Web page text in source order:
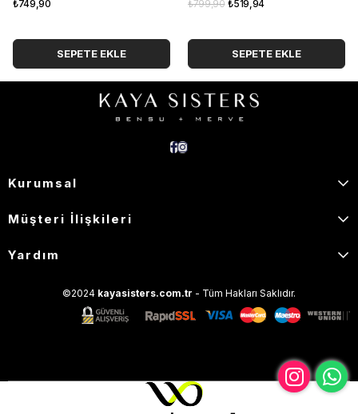
₺749,90
SEPETE EKLE
₺519,94
₺799,90
SEPETE EKLE
Kurumsal
Müşteri İlişkileri
Yardım
©2024 kayasisters.com.tr - Tüm Hakları Saklıdır.